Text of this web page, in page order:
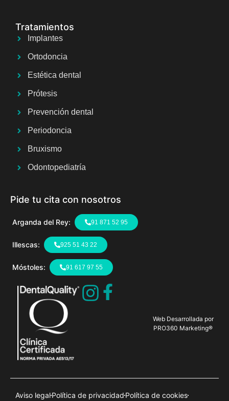
Tratamientos
Implantes
Ortodoncia
Estética dental
Prótesis
Prevención dental
Periodoncia
Bruxismo
Odontopediatría
Pide tu cita con nosotros
Arganda del Rey: 91 871 52 95
Illescas: 925 51 43 22
Móstoles: 91 617 97 55
Web Desarrollada por
PRO360 Marketing®
Aviso legalPolítica de privacidad Política de cookies